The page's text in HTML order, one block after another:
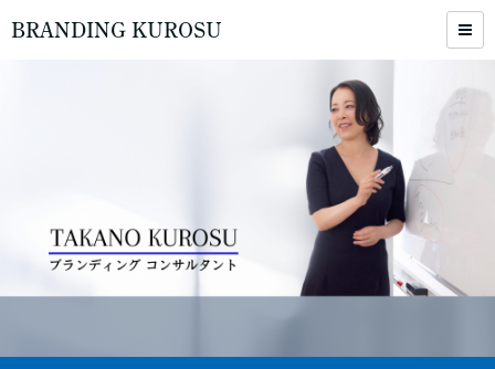
BRANDING KUROSU